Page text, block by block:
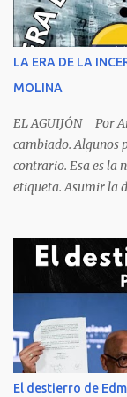
sola, la mesa
orden y el campeón
rostro rasgos de
recuento de lo
LA ERA DE LA
MOLINA
EL AGUIJÓN Por
cambiado. Algunos
contrario. Esa es la
etiqueta. Asumir la
obliga a los
responsables para
las instituciones. El
repercutir en la de
soledad. Un soplo
relación sólida
base a la
El destierro de